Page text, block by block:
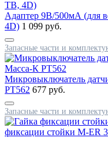
Адаптер 9В/500мА (для
4D) 1 099 руб.
Запасные части и
Микровыключатель
РТ562 677 руб.
Запасные части и
фиксации стойки M-ER